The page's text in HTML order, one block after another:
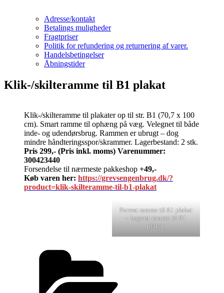
Adresse/kontakt
Betalings muligheder
Fragtpriser
Politik for refundering og returnering af varer.
Handelsbetingelser
Åbningstider
Klik-/skilteramme til B1 plakat
Klik-/skilteramme til plakater op til str. B1 (70,7 x 100
cm). Smart ramme til ophæng på væg. Velegnet til både
inde- og udendørsbrug. Rammen er ubrugt – dog
mindre håndteringsspor/skrammer. Lagerbestand: 2 stk.
Pris 299,- (Pris inkl. moms) Varenummer:
300423440
Forsendelse til nærmeste pakkeshop +49,-
Køb varen her: https://grevsengenbrug.dk/?
product=klik-skilteramme-til-b1-plakat
Forrest ramme til A1 plakat
– bagerst ramme til B1
plakat.